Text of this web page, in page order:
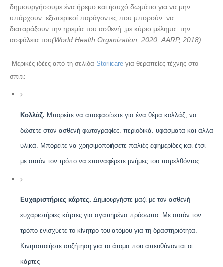
δημιουργήσουμε ένα ήρεμο και ήσυχό δωμάτιο για να μην
υπάρχουν εξωτερικοί παράγοντες που μπορούν να
διαταράξουν την ηρεμία του ασθενή ,με κύριο μέλημα την
ασφάλεια του(World Health Organization , 2020, AARP, 2018)
Μερικές ιδέες από τη σελίδα Storiicare για θεραπείες τέχνης στο
σπίτι:
Κολλάζ. Μπορείτε να αποφασίσετε για ένα θέμα κολλάζ, να
δώσετε στον ασθενή φωτογραφίες, περιοδικά, υφάσματα και άλλα
υλικά. Μπορείτε να χρησιμοποιήσετε παλιές εφημερίδες και έτσι
με αυτόν τον τρόπο να επαναφέρετε μνήμες του παρελθόντος.
Ευχαριστήριες κάρτες. Δημιουργήστε μαζί με τον ασθενή
ευχαριστήριες κάρτες για αγαπημένα πρόσωπο. Με αυτόν τον
τρόπο ενισχύετε το κίνητρο του ατόμου για τη δραστηριότητα.
Κινητοποιήστε συζήτηση για τα άτομα που απευθύνονται οι
κάρτες